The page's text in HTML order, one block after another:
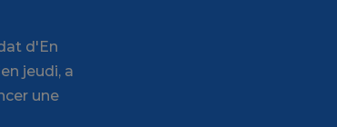
d'En
jeudi, a
une